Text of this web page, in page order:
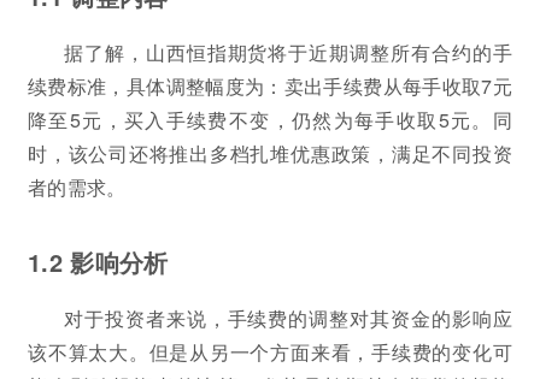
据了解，山西恒指期货将于近期调整所有合约的手
续费标准，具体调整幅度为：卖出手续费从每手收取7元
降至5元，买入手续费不变，仍然为每手收取5元。同
时，该公司还将推出多档扎堆优惠政策，满足不同投资
者的需求。
1.2 影响分析
对于投资者来说，手续费的调整对其资金的影响应
该不算太大。但是从另一个方面来看，手续费的变化可